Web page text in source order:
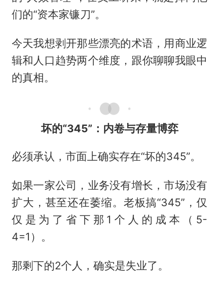
们的“资本家镰刀”。
今天我想剥开那些漂亮的术语，用商业逻
辑和人口趋势两个维度，跟你聊聊我眼中
的真相。
坏的“345”：内卷与存量博弈
必须承认，市面上确实存在“坏的345”。
如果一家公司，业务没有增长，市场没有
扩大，甚至还在萎缩。老板搞“345”，仅
仅是为了省下那1个人的成本（5-
4=1）。
那剩下的2个人，确实是失业了。